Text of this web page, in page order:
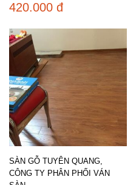
420.000 đ
SÀN GỖ TUYÊN QUANG,
CÔNG TY PHÂN PHỐI VÁN